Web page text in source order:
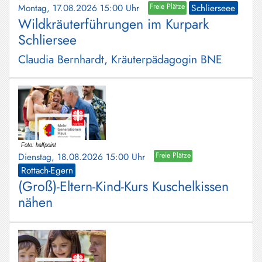
Montag, 17.08.2026 15:00 Uhr Freie Plätze Schlierseee
Wildkräuterführungen im Kurpark
Schliersee
Claudia Bernhardt, Kräuterpädagogin BNE
Dienstag, 18.08.2026 15:00 Uhr Freie Plätze
Rottach-Egern
(Groß)-Eltern-Kind-Kurs Kuschelkissen
nähen